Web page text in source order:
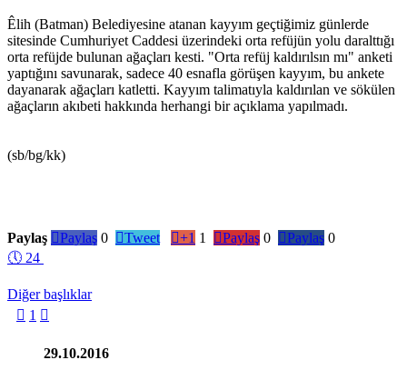
Êlih (Batman) Belediyesine atanan kayyım geçtiğimiz günlerde
sitesinde Cumhuriyet Caddesi üzerindeki orta refüjün yolu daralttığı
orta refüjde bulunan ağaçları kesti. "Orta refüj kaldırılsın mı" anketi
yaptığını savunarak, sadece 40 esnafla görüşen kayyım, bu ankete
dayanarak ağaçları katletti. Kayyım talimatıyla kaldırılan ve sökülen
ağaçların akıbeti hakkında herhangi bir açıklama yapılmadı.
(sb/bg/kk)
Paylaş Paylaş 0 Tweet +1 1 Paylaş 0 Paylaş 0
🕔 24
Diğer başlıklar
 1 
29.10.2016